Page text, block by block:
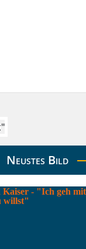
Neustes Bild